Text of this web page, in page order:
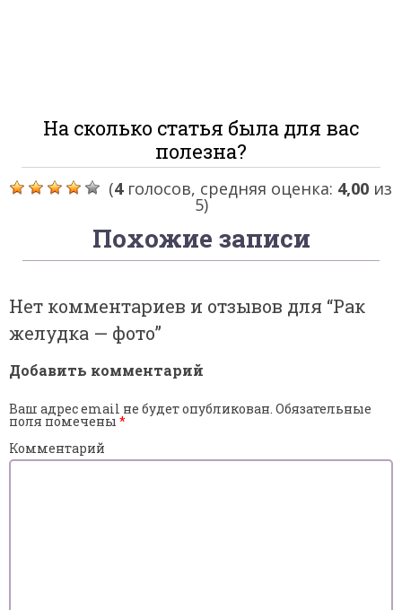
На сколько статья была для вас
полезна?
(4голосов, средняя оценка: 4,00 из
5)
Похожие записи
Нет комментариев и отзывов для “Рак
желудка — фото”
Добавить комментарий
Ваш адрес email не будет опубликован. Обязательные
поля помечены *
Комментарий